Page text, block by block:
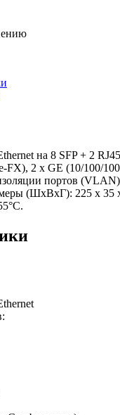
на 8 SFP + 2
FX), 2 x GE (10/100/
портов
(ШхВхГ): 225 х 35
: